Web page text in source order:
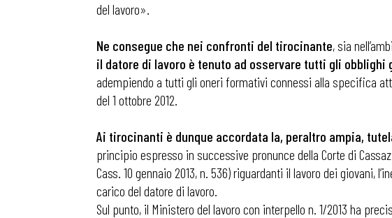
del lavoro».
Ne consegue che nei confronti del tirocinante, sia
il datore di lavoro è tenuto ad osservare tutti gli
adempiendo a tutti gli oneri formativi connessi alla specifica
del 1 ottobre 2012.
Ai tirocinanti è dunque accordata la, peraltro ampia,
principio espresso in successive pronunce della Corte di
Cass. 10 gennaio 2013, n. 536) riguardanti il lavoro dei giovani,
carico del datore di lavoro.
Sul punto, il Ministero del lavoro con interpello n. 1/2013 ha